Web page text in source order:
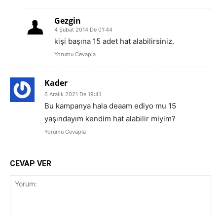
Gezgin
4 Şubat 2014 De 01:44
kişi başına 15 adet hat alabilirsiniz.
Yorumu Cevapla
Kader
6 Aralık 2021 De 19:41
Bu kampanya hala deaam ediyo mu 15
yaşındayım kendim hat alabilir miyim?
Yorumu Cevapla
CEVAP VER